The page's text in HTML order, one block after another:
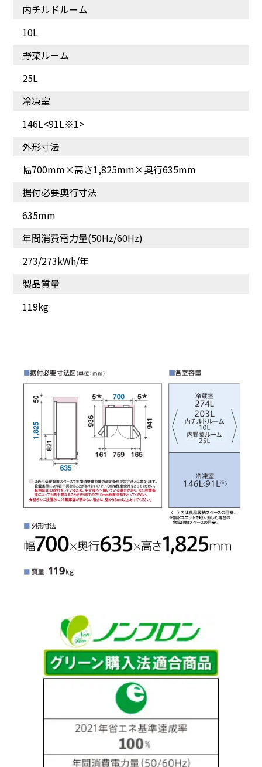
ひと目で見渡せるから食
たっぷり収納、レイアウ
『業界トップクラスの薄
型設計』で、見やすくす
みずみまで手が届きやす
使いかけの野菜を新鮮保
存に。
冷凍室内の温度変化を抑
えて、おいしさを逃がさ
冷凍食材に霜がつきにく
い。
内チルドルーム
10L
野菜ルーム
25L
冷凍室
146L<91L※1>
外形寸法
幅700mm×高さ1,825mm×奥行635mm
据付必要奥行寸法
635mm
年間消費電力量(50Hz/60Hz)
273/273kWh/年
製品質量
119kg